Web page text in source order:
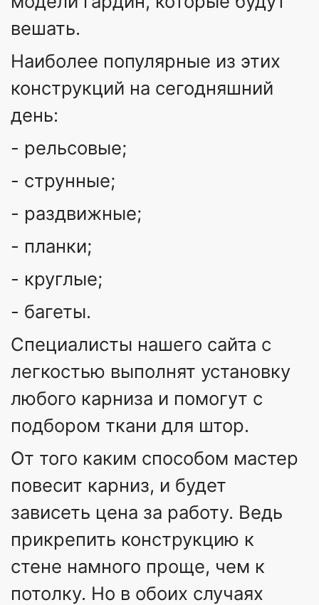
вешать.
Наиболее популярные из этих
конструкций на сегодняшний
день:
- рельсовые;
- струнные;
- раздвижные;
- планки;
- круглые;
- багеты.
Специалисты нашего сайта с
легкостью выполнят установку
любого карниза и помогут с
подбором ткани для штор.
От того каким способом мастер
повесит карниз, и будет
зависеть цена за работу. Ведь
прикрепить конструкцию к
стене намного проще, чем к
потолку. Но в обоих случаях